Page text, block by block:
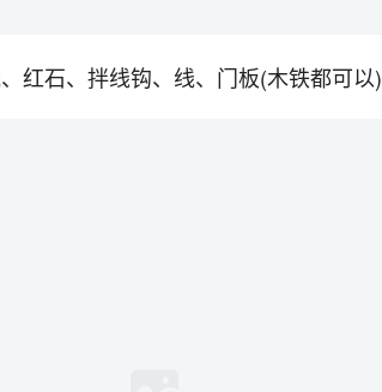
红石、拌线钩、线、门板(木铁都可以)